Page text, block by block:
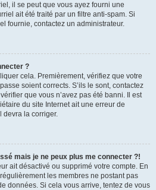
il se peut que vous ayez fourni une
ait été traité par un filtre anti-spam. Si
fournie, contactez un administrateur.
?
cela. Premièrement, vérifiez que votre
soient corrects. S’ils le sont, contactez
que vous n’avez pas été banni. Il est
du site Internet ait une erreur de
devra la corriger.
mais je ne peux plus me connecter ?!
ait désactivé ou supprimé votre compte. En
les membres ne postant pas
données. Si cela vous arrive, tentez de vous